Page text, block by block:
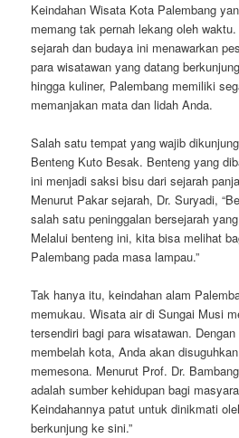
Keindahan Wisata Kota Palembang
memang tak pernah lekang oleh
sejarah dan budaya ini menawarkan
para wisatawan yang datang
hingga kuliner, Palembang memiliki
memanjakan mata dan lidah Anda.
Salah satu tempat yang wajib
Benteng Kuto Besak. Benteng yang
ini menjadi saksi bisu dari sejarah
Menurut Pakar sejarah, Dr. Suryadi,
salah satu peninggalan bersejarah
Melalui benteng ini, kita bisa melihat
Palembang pada masa lampau.”
Tak hanya itu, keindahan alam
memukau. Wisata air di Sungai Musi
tersendiri bagi para wisatawan.
membelah kota, Anda akan
memesona. Menurut Prof. Dr.
adalah sumber kehidupan bagi
Keindahannya patut untuk dinikmati
berkunjung ke sini.”